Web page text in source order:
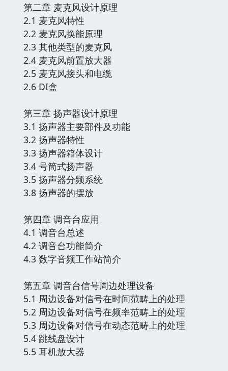
第二章 麦克风设计原理
2.1 麦克风特性
2.2 麦克风换能原理
2.3 其他类型的麦克风
2.4 麦克风前置放大器
2.5 麦克风接头和电缆
2.6 DI盒
第三章 扬声器设计原理
3.1 扬声器主要部件及功能
3.2 扬声器特性
3.3 扬声器箱体设计
3.4 号筒式扬声器
3.5 扬声器分频系统
3.8 扬声器的摆放
第四章 调音台应用
4.1 调音台总述
4.2 调音台功能简介
4.3 数字音频工作站简介
第五章 调音台信号周边处理设备
5.1 周边设备对信号在时间范畴上的处理
5.2 周边设备对信号在频率范畴上的处理
5.3 周边设备对信号在动态范畴上的处理
5.4 跳线盘设计
5.5 耳机放大器